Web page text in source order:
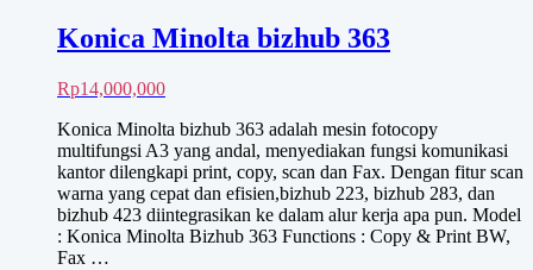
Konica Minolta bizhub 363
Rp14,000,000
Konica Minolta bizhub 363 adalah mesin fotocopy
multifungsi A3 yang andal, menyediakan fungsi komunikasi
kantor dilengkapi print, copy, scan dan Fax. Dengan fitur scan
warna yang cepat dan efisien,bizhub 223, bizhub 283, dan
bizhub 423 diintegrasikan ke dalam alur kerja apa pun. Model
: Konica Minolta Bizhub 363 Functions : Copy & Print BW,
Fax …